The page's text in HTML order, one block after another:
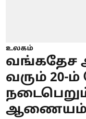
உலகம்
வங்கதேச
வரும் 20-ம்
ஆணையம்